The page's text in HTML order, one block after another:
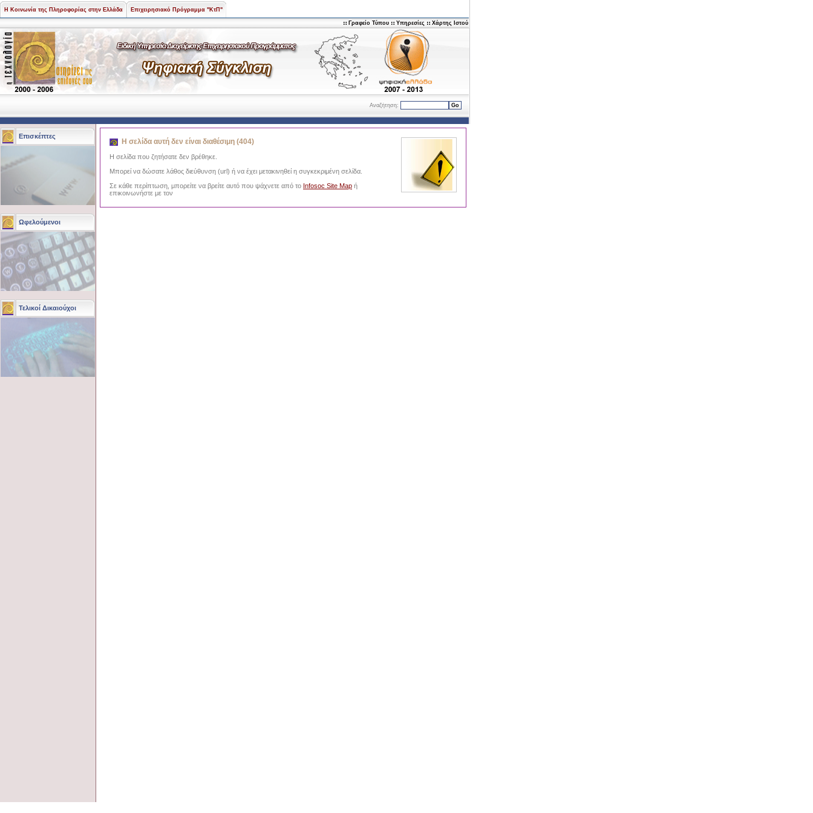
Η Κοινωνία της Πληροφορίας στην Ελλάδα Επιχειρησιακό Πρόγραμμα "ΚτΠ"
Γραφείο Τύπου Υπηρεσίες Χάρτης Ιστού
Αναζήτηση: Go
Επισκέπτες
Ωφελούμενοι
Τελικοί Δικαιούχοι
Η σελίδα αυτή δεν είναι διαθέσιμη (404)
Η σελίδα που ζητήσατε δεν βρέθηκε.
Μπορεί να δώσατε λάθος διεύθυνση (url) ή να έχει μετακινηθεί η συγκεκριμένη σελίδα.
Σε κάθε περίπτωση, μπορείτε να βρείτε αυτό που ψάχνετε από το Infosoc Site Map ή
επικοινωνήστε με τον